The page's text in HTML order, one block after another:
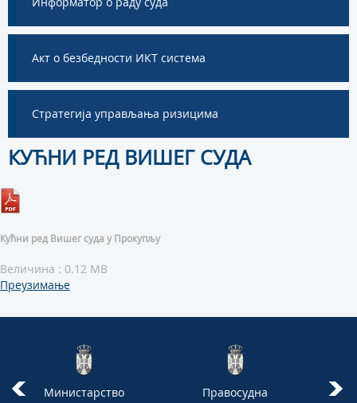
Акт о безбедности ИКТ система
Стратегија управљања ризицима
КУЋНИ РЕД ВИШЕГ СУДА
Кућни ред Вишег суда у Прокупљу
Величина : 0.12 MB
Преузимање
Министарство
Правосудна